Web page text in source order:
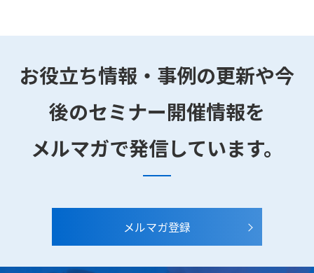
お役立ち情報・事例の更新や今
後のセミナー開催情報を
メルマガで発信しています。
メルマガ登録